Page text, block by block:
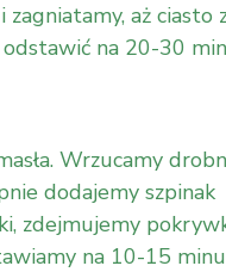
aż ciasto
odstawić na 20-30
Wrzucamy
dodajemy szpinak
zdejmujemy
na 10-15